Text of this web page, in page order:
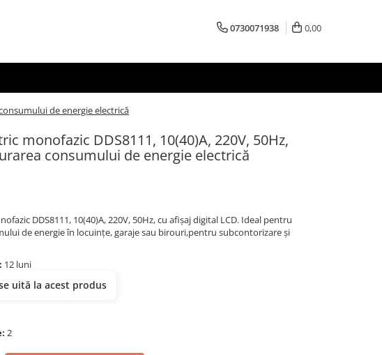
0730071938 0,00
de energie electrică
monofazic DDS8111, 10(40)A, 220V, 50Hz,
consumului de energie electrică
DDS8111, 10(40)A, 220V, 50Hz, cu afișaj digital LCD. Ideal pentru
de energie în locuințe, garaje sau birouri,pentru subcontorizare și
12 luni
uită la acest produs
2